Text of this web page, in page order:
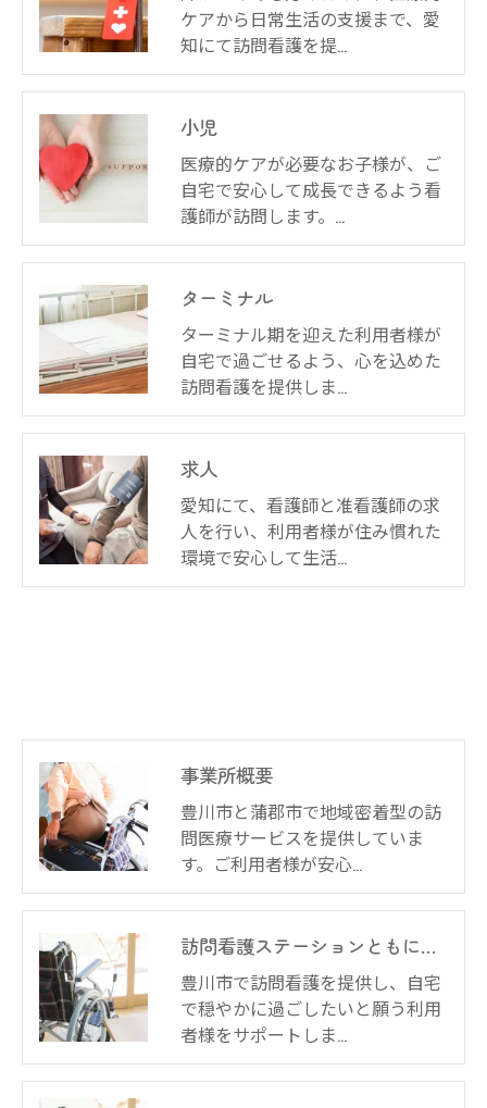
ケアから日常生活の支援まで、愛
知にて訪問看護を提…
小児
医療的ケアが必要なお子様が、ご
自宅で安心して成長できるよう看
護師が訪問します。…
ターミナル
ターミナル期を迎えた利用者様が
自宅で過ごせるよう、心を込めた
訪問看護を提供しま…
求人
愛知にて、看護師と准看護師の求
人を行い、利用者様が住み慣れた
環境で安心して生活…
事業所概要
豊川市と蒲郡市で地域密着型の訪
問医療サービスを提供していま
す。ご利用者様が安心…
訪問看護ステーションともに豊川
豊川市で訪問看護を提供し、自宅
で穏やかに過ごしたいと願う利用
者様をサポートしま…